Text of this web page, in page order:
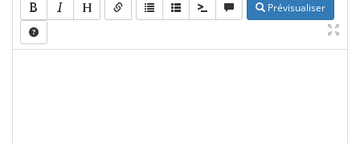
Prévisualiser